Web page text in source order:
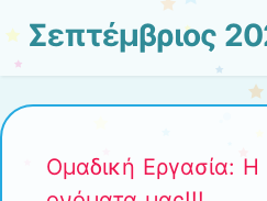
Σεπτέμβριος
Ομαδική Εργασία: